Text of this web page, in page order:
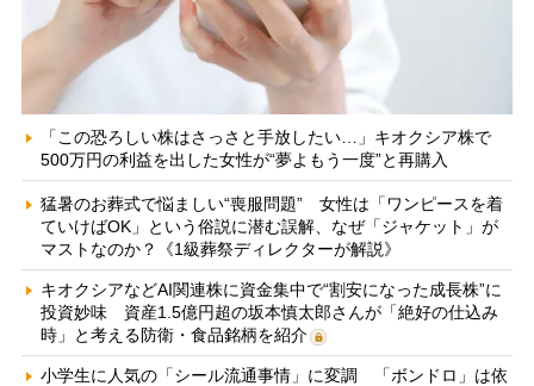
「この恐ろしい株はさっさと手放したい…」キオクシア株で
500万円の利益を出した女性が“夢よもう一度”と再購入
猛暑のお葬式で悩ましい“喪服問題” 女性は「ワンピースを着
ていけばOK」という俗説に潜む誤解、なぜ「ジャケット」が
マストなのか？《1級葬祭ディレクターが解説》
キオクシアなどAI関連株に資金集中で“割安になった成長株”に
投資妙味 資産1.5億円超の坂本慎太郎さんが「絶好の仕込み
時」と考える防衛・食品銘柄を紹介
小学生に人気の「シール流通事情」に変調 「ボンドロ」は依